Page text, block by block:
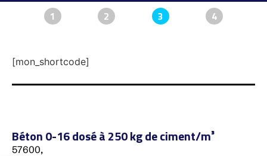
1 2 3 4
[mon_shortcode]
Béton 0-16 dosé à 250 kg de ciment/m³
57600,